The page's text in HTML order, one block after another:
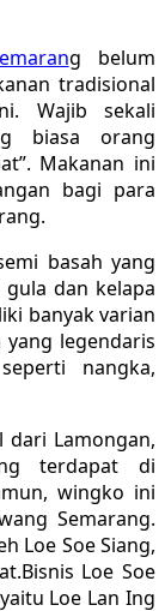
g belum
tradisional
Wajib sekali
biasa orang
Makanan ini
bagi para
basah yang
dan kelapa
banyak varian
legendaris
nangka,
Lamongan,
terdapat di
wingko ini
Semarang.
Loe Soe Siang,
Loe Soe
Loe Lan Ing